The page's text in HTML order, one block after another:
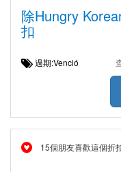
除Hungry
扣
過期:Venció
15個朋友喜歡這個折